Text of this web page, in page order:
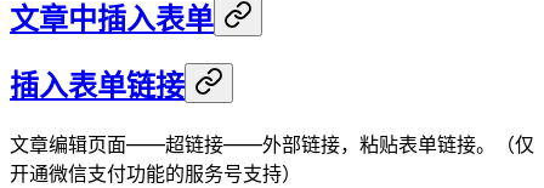
文章中插入表单
插入表单链接
文章编辑页面——超链接——外部链接，粘贴表单链接。（仅
开通微信支付功能的服务号支持）